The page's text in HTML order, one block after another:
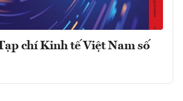
chí Kinh tế Việt Nam số